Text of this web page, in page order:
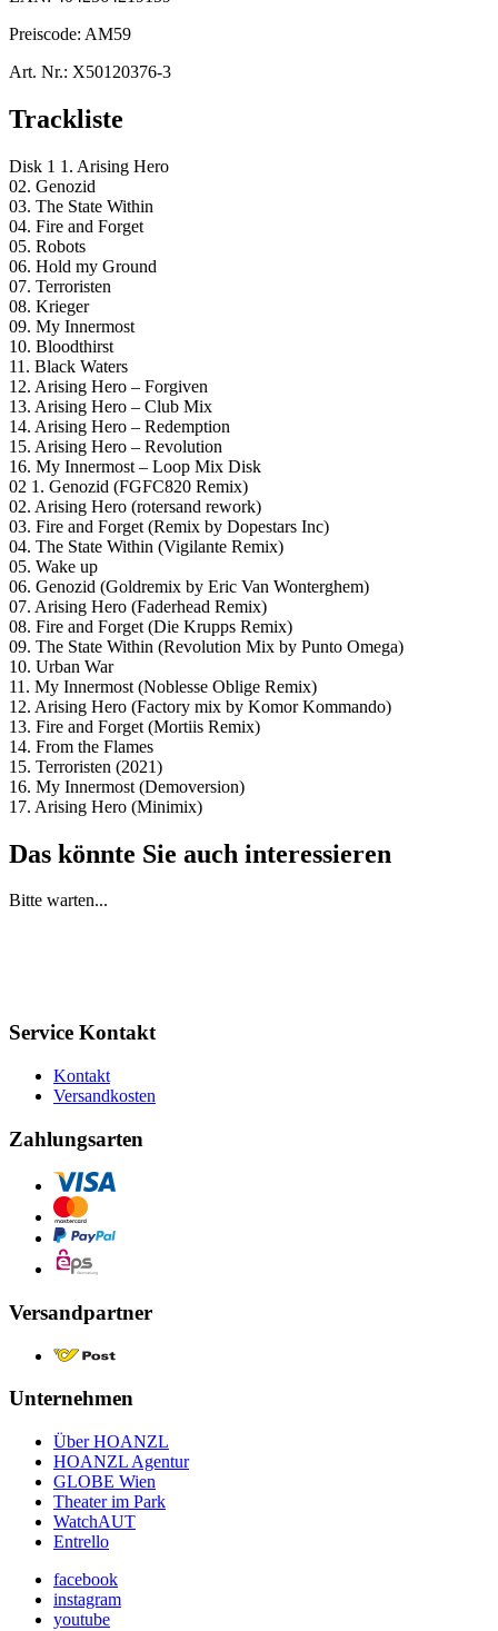
Preiscode: AM59
Art. Nr.: X50120376-3
Trackliste
Disk 1 1. Arising Hero
02. Genozid
03. The State Within
04. Fire and Forget
05. Robots
06. Hold my Ground
07. Terroristen
08. Krieger
09. My Innermost
10. Bloodthirst
11. Black Waters
12. Arising Hero – Forgiven
13. Arising Hero – Club Mix
14. Arising Hero – Redemption
15. Arising Hero – Revolution
16. My Innermost – Loop Mix Disk
02 1. Genozid (FGFC820 Remix)
02. Arising Hero (rotersand rework)
03. Fire and Forget (Remix by Dopestars Inc)
04. The State Within (Vigilante Remix)
05. Wake up
06. Genozid (Goldremix by Eric Van Wonterghem)
07. Arising Hero (Faderhead Remix)
08. Fire and Forget (Die Krupps Remix)
09. The State Within (Revolution Mix by Punto Omega)
10. Urban War
11. My Innermost (Noblesse Oblige Remix)
12. Arising Hero (Factory mix by Komor Kommando)
13. Fire and Forget (Mortiis Remix)
14. From the Flames
15. Terroristen (2021)
16. My Innermost (Demoversion)
17. Arising Hero (Minimix)
Das könnte Sie auch interessieren
Bitte warten...
Service Kontakt
Kontakt
Versandkosten
Zahlungsarten
Versandpartner
Unternehmen
Über HOANZL
HOANZL Agentur
GLOBE Wien
Theater im Park
WatchAUT
Entrello
facebook
instagram
youtube